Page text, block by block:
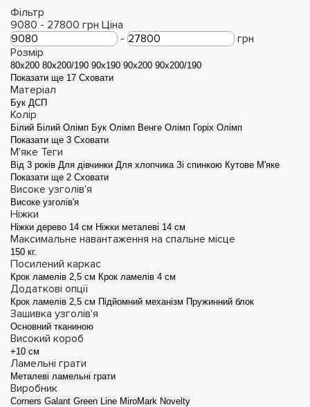
Фільтр
9080 - 27800 грн Ціна
-
грн
Розмір
80x200 80x200/190 90x190 90x200 90x200/190
Показати ще 17 Сховати
Матеріал
Бук ДСП
Колір
Білий Білий Олімп Бук Олімп Венге Олімп Горіх Олімп
Показати ще 3 Сховати
М'яке Теги
Від 3 років Для дівчинки Для хлопчика Зі спинкою Кутове М'яке
Показати ще 2 Сховати
Високе узголів'я
Високе узголів'я
Ніжки
Ніжки дерево 14 см Ніжки металеві 14 см
Максимальне навантаження на спальне місце
150 кг.
Посилений каркас
Крок ламелів 2,5 см Крок ламелів 4 см
Додаткові опції
Крок ламелів 2,5 см Підйомний механізм Пружинний блок
Зашивка узголів'я
Основний тканиною
Високий короб
+10 см
Ламельні грати
Металеві ламельні грати
Виробник
Corners Galant Green Line MiroMark Novelty